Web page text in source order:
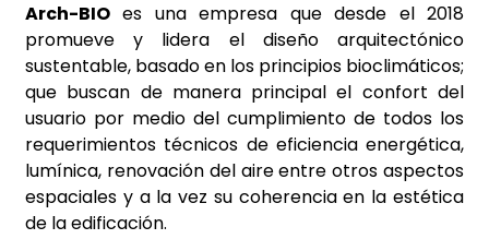
Arch-BIO es una empresa que desde el 2018
promueve y lidera el diseño arquitectónico
sustentable, basado en los principios bioclimáticos;
que buscan de manera principal el confort del
usuario por medio del cumplimiento de todos los
requerimientos técnicos de eficiencia energética,
lumínica, renovación del aire entre otros aspectos
espaciales y a la vez su coherencia en la estética
de la edificación.